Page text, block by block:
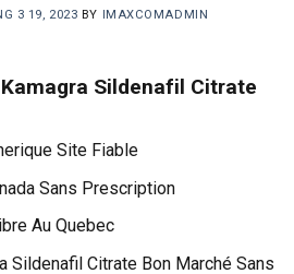
3 19, 2023 BY IMAXCOMADMIN
Sildenafil Citrate
Site Fiable
Sans Prescription
Au Quebec
Sildenafil Citrate Bon Marché Sans